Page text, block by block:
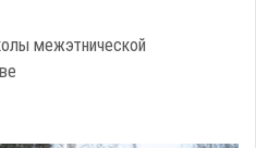
межэтнической